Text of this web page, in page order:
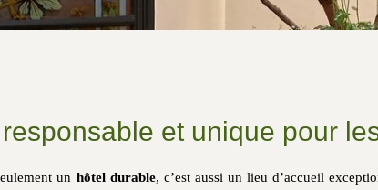
et unique pour
un hôtel durable, c’est aussi un lieu d’accueil